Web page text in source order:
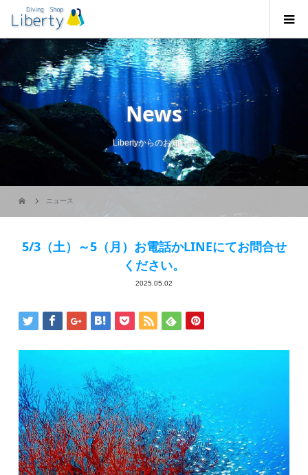
News
Libertyからのお知らせ
ニュース
5/3（土）～5（月）お電話かLINEにてお問合せ
ください。
2025.05.02